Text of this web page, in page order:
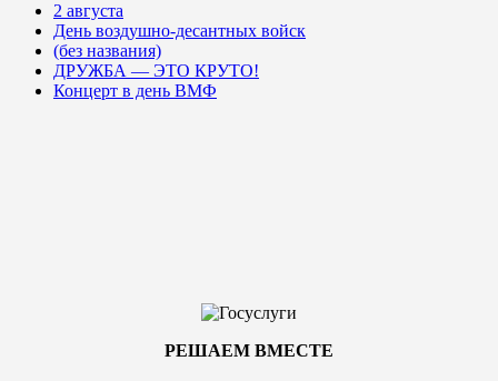
2 августа
День воздушно-десантных войск
(без названия)
ДРУЖБА — ЭТО КРУТО!
Концерт в день ВМФ
РЕШАЕМ ВМЕСТЕ